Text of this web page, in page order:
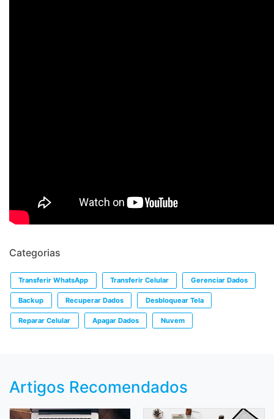
Categorias
Transferir WhatsApp Transferir Celular Gerenciar Dados
Backup Recuperar Dados Desbloquear Tela
Reparar Celular Apagar Dados Nuvem
Artigos Recomendados